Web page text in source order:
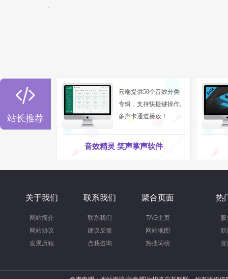

站长推荐
云端提供50个音效分类
专辑，支持快捷键操作,
多声卡通道播放！
音效精灵 笑声掌声软件
关于我们
网站简介
网站协议
发展历程
联系我们
联系我们
建议反馈
点我咨询
聚合页面
TAG主页
网站地图
热搜词榜
热
服
新
资